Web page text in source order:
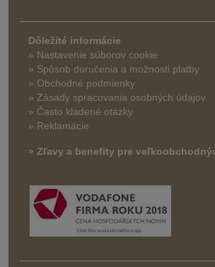
Dôležité informácie
» Nastavenie súborov cookie
» Spôsob doručenia a možnosti platby
» Obchodné podmienky
» Zásady spracovania osobných údajov
» Často kladené otázky
» Reklamácie
» Zľavy a benefity pre